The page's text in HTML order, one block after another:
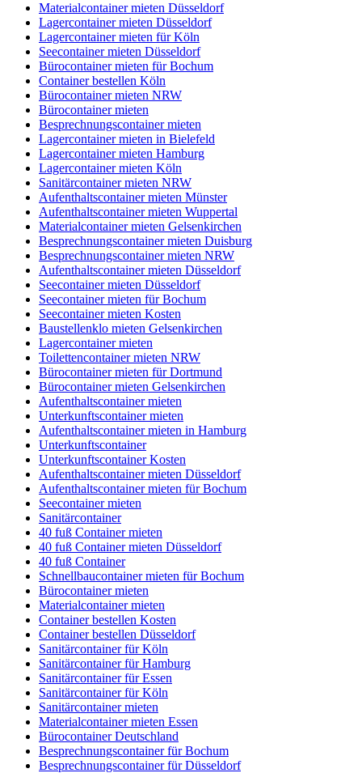
Materialcontainer mieten Düsseldorf
Lagercontainer mieten Düsseldorf
Lagercontainer mieten für Köln
Seecontainer mieten Düsseldorf
Bürocontainer mieten für Bochum
Container bestellen Köln
Bürocontainer mieten NRW
Bürocontainer mieten
Besprechnungscontainer mieten
Lagercontainer mieten in Bielefeld
Lagercontainer mieten Hamburg
Lagercontainer mieten Köln
Sanitärcontainer mieten NRW
Aufenthaltscontainer mieten Münster
Aufenthaltscontainer mieten Wuppertal
Materialcontainer mieten Gelsenkirchen
Besprechnungscontainer mieten Duisburg
Besprechnungscontainer mieten NRW
Aufenthaltscontainer mieten Düsseldorf
Seecontainer mieten Düsseldorf
Seecontainer mieten für Bochum
Seecontainer mieten Kosten
Baustellenklo mieten Gelsenkirchen
Lagercontainer mieten
Toilettencontainer mieten NRW
Bürocontainer mieten für Dortmund
Bürocontainer mieten Gelsenkirchen
Aufenthaltscontainer mieten
Unterkunftscontainer mieten
Aufenthaltscontainer mieten in Hamburg
Unterkunftscontainer
Unterkunftscontainer Kosten
Aufenthaltscontainer mieten Düsseldorf
Aufenthaltscontainer mieten für Bochum
Seecontainer mieten
Sanitärcontainer
40 fuß Container mieten
40 fuß Container mieten Düsseldorf
40 fuß Container
Schnellbaucontainer mieten für Bochum
Bürocontainer mieten
Materialcontainer mieten
Container bestellen Kosten
Container bestellen Düsseldorf
Sanitärcontainer für Köln
Sanitärcontainer für Hamburg
Sanitärcontainer für Essen
Sanitärcontainer für Köln
Sanitärcontainer mieten
Materialcontainer mieten Essen
Bürocontainer Deutschland
Besprechnungscontainer für Bochum
Besprechnungscontainer für Düsseldorf